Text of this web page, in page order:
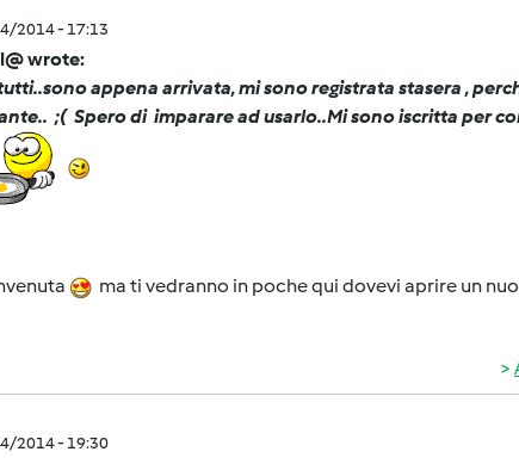
2014 - 17:13
wrote:
appena arrivata, mi sono registrata stasera ,
;( Spero di imparare ad usarlo..Mi sono iscritta per
ma ti vedranno in poche qui dovevi aprire un
2014 - 19:30